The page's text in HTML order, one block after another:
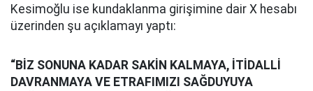
Kesimoğlu ise kundaklanma girişimine dair X hesabı
üzerinden şu açıklamayı yaptı:
“BİZ SONUNA KADAR SAKİN KALMAYA, İTİDALLİ
DAVRANMAYA VE ETRAFIMIZI SAĞDUYUYA